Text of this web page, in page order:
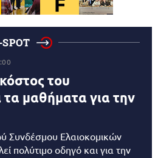
SPOT
του
τα μαθήματα για την
Συνδέσμου Ελαιοκομικών
πολύτιμο οδηγό και για την